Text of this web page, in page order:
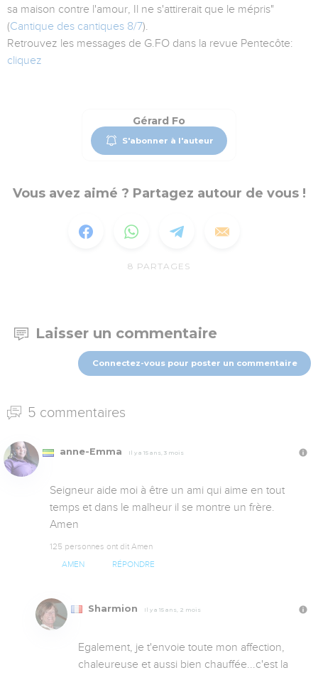
sa maison contre l'amour, Il ne s'attirerait que le mépris"
(Cantique des cantiques 8/7).
Retrouvez les messages de G.FO dans la revue Pentecôte:
cliquez
Gérard Fo
S'abonner à l'auteur
Vous avez aimé ? Partagez autour de vous !
8 PARTAGES
Laisser un commentaire
Connectez-vous pour poster un commentaire
5 commentaires
anne-Emma Il y a 15 ans, 3 mois
Seigneur aide moi à être un ami qui aime en tout
temps et dans le malheur il se montre un frère.
Amen
125 personnes ont dit Amen
AMEN RÉPONDRE
Sharmion Il y a 15 ans, 2 mois
Egalement, je t'envoie toute mon affection,
chaleureuse et aussi bien chauffée...c'est la